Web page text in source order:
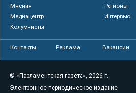
Мнения
Регионы
Медиацентр
Интервью
Колумнисты
Контакты Реклама Вакансии
© «Парламентская газета», 2026 г.
Электронное периодическое издание